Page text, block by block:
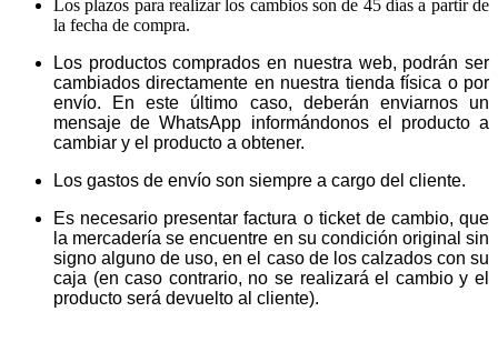
Los plazos para realizar los cambios son de 45 días a partir de
la fecha de compra.
Los productos comprados en nuestra web, podrán ser
cambiados directamente en nuestra tienda física o por
envío. En este último caso, deberán enviarnos un
mensaje de WhatsApp informándonos el producto a
cambiar y el producto a obtener.
Los gastos de envío son siempre a cargo del cliente.
Es necesario presentar factura o ticket de cambio, que
la mercadería se encuentre en su condición original sin
signo alguno de uso, en el caso de los calzados con su
caja (en caso contrario, no se realizará el cambio y el
producto será devuelto al cliente).